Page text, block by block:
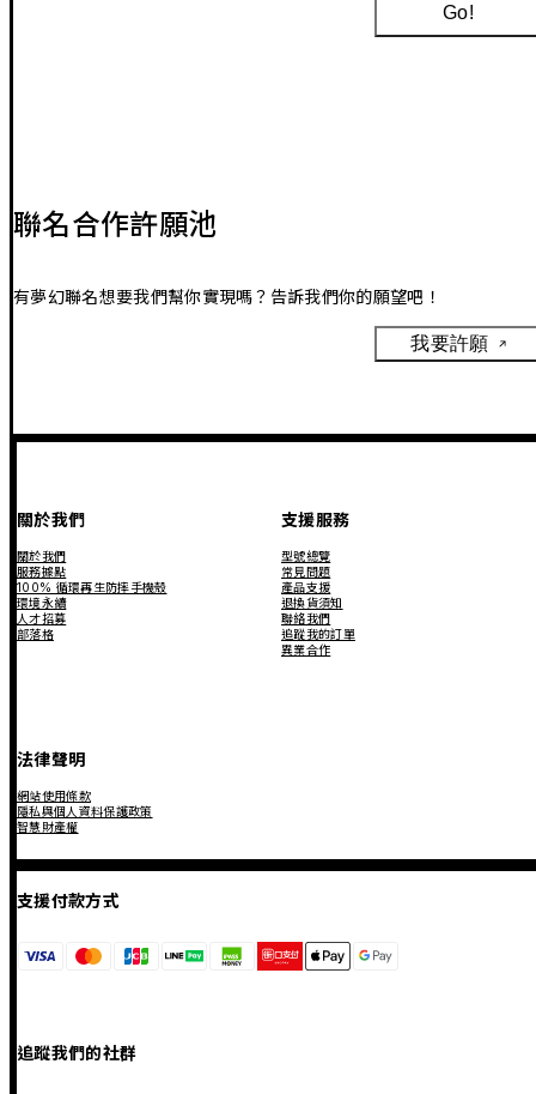
Go!
聯名合作許願池
有夢幻聯名想要我們幫你實現嗎？告訴我們你的願望吧！
我要許願
關於我們
關於我們
服務據點
100% 循環再生防摔手機殼
環境永續
人才招募
部落格
支援服務
型號總覽
常見問題
產品支援
退換貨須知
聯絡我們
追蹤我的訂單
異業合作
法律聲明
網站使用條款
隱私與個人資料保護政策
智慧財產權
支援付款方式
追蹤我們的社群